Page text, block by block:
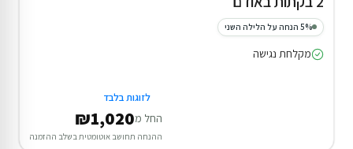
5% הנחה על הלילה השני
מקלחת נגישה
לזוגות בלבד
החל מ₪1,020
ההנחה תחושב אוטומטית בשלב ההזמנה